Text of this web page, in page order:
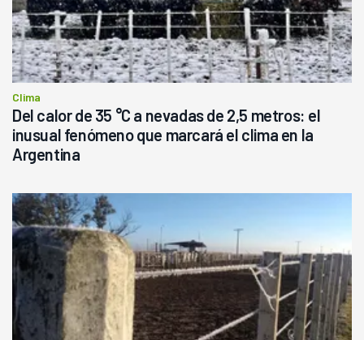
Clima
Del calor de 35 °C a nevadas de 2,5 metros: el
inusual fenómeno que marcará el clima en la
Argentina